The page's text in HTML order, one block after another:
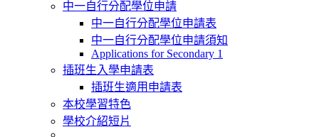
中一自行分配學位申請
中一自行分配學位申請表
中一自行分配學位申請須知
Applications for Secondary 1
插班生入學申請表
插班生適用申請表
本校學習特色
學校介紹短片